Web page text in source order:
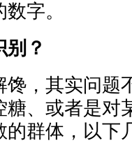
字。
？
，其实问题
、或者是对
群体，以下